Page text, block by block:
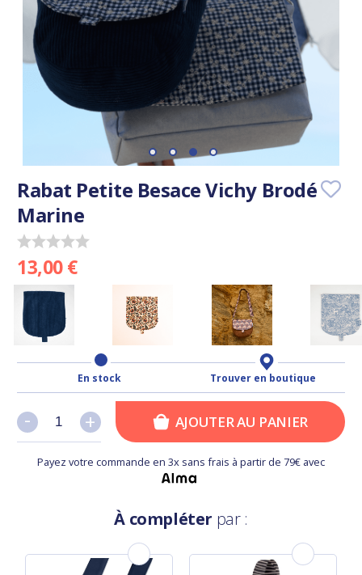
Rabat Petite Besace Vichy Brodé
Marine
13,00 €
En stock Trouver en boutique
+
- +
- AJOUTER AU PANIER
Payez votre commande en 3x sans frais à partir de 79€ avec
À compléter par :